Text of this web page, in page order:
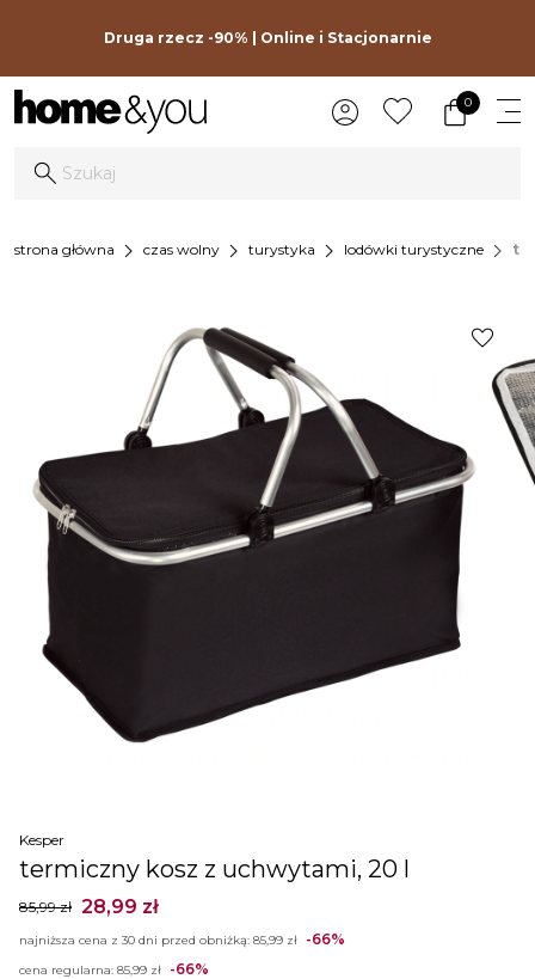
Druga rzecz -90% | Online i Stacjonarnie
0
strona główna chevron_right czas wolny chevron_right turystyka chevron_right lodówki turystyczne chevron_right
Kesper
termiczny kosz z uchwytami, 20 l
85,99 zł 28,99 zł
najniższa cena z 30 dni przed obniżką: 85,99 zł -66%
cena regularna: 85,99 zł -66%
favorite